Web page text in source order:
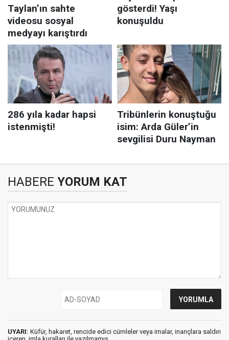
HABERE YORUM KAT
UYARI: Küfür, hakaret, rencide edici cümleler veya imalar, inançlara saldırı